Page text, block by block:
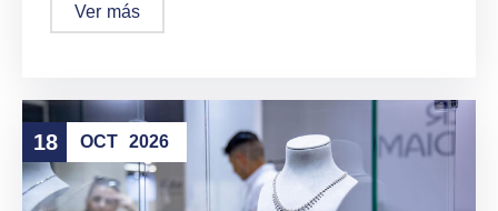
Ver más
18 OCT 2026